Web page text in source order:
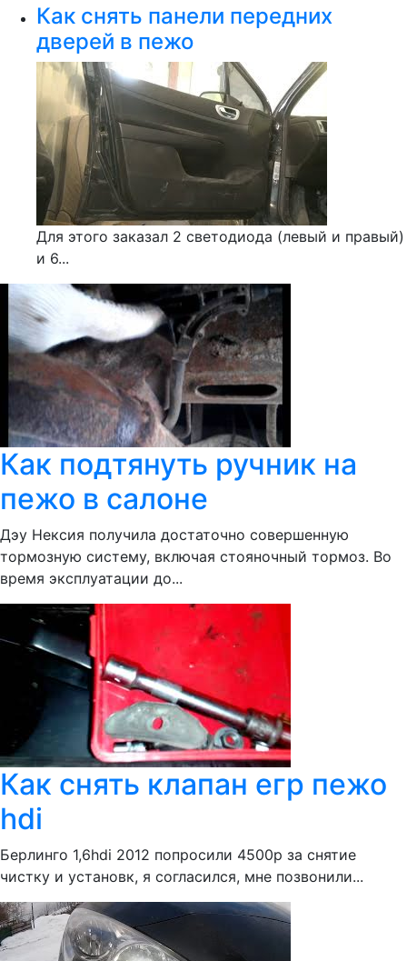
Как снять панели передних
дверей в пежо
Для этого заказал 2 светодиода (левый и правый)
и 6...
Как подтянуть ручник на
пежо в салоне
Дэу Нексия получила достаточно совершенную
тормозную систему, включая стояночный тормоз. Во
время эксплуатации до...
Как снять клапан егр пежо
hdi
Берлинго 1,6hdi 2012 попросили 4500р за снятие
чистку и установк, я согласился, мне позвонили...